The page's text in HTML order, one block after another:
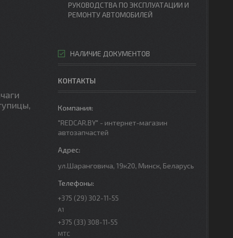
РУКОВОДСТВА ПО ЭКСПЛУАТАЦИИ И
РЕМОНТУ АВТОМОБИЛЕЙ
НАЛИЧИЕ ДОКУМЕНТОВ
КОНТАКТЫ
"REDCAR.BY" - интернет-магазин
автозапчастей
ул.Шаранговича, 19к20, Минск, Беларусь
+375 (29) 302-11-55
A1
+375 (33) 308-11-55
МТС